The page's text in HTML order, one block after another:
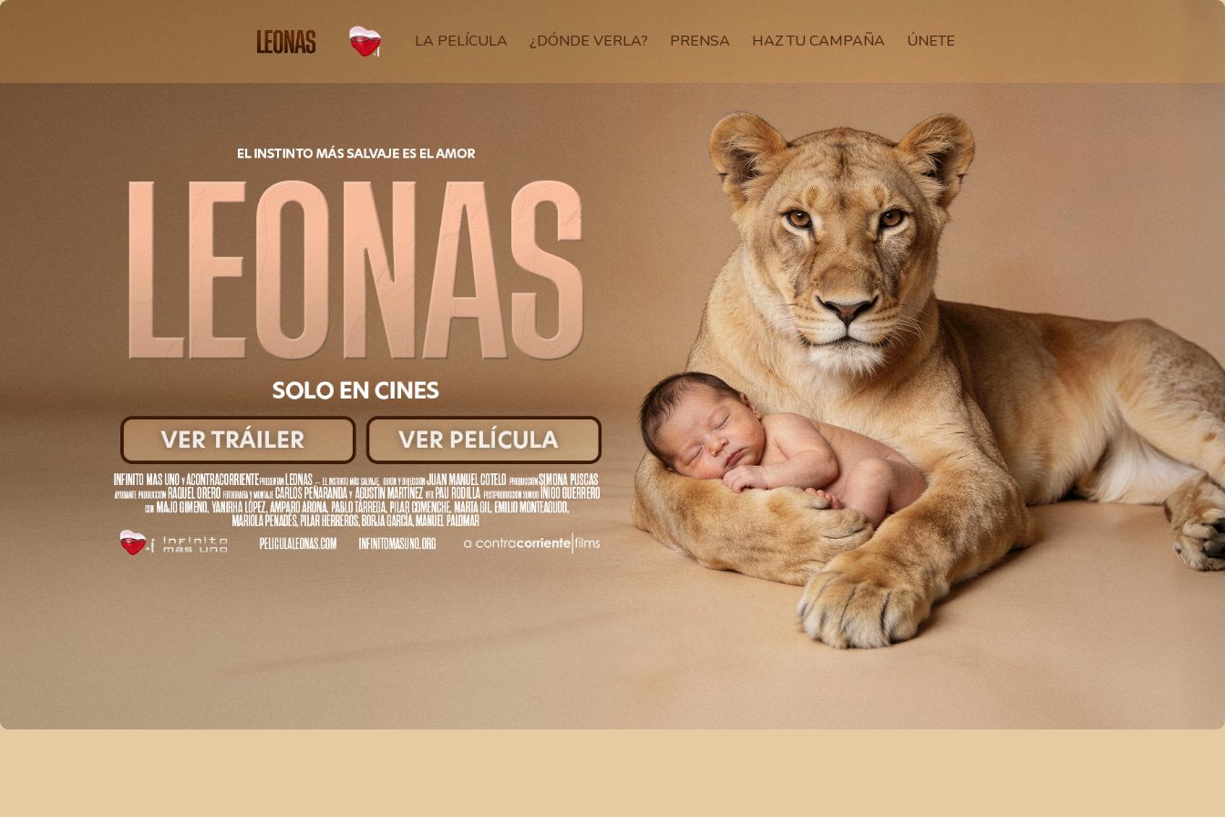
LA PELÍCULA ¿DÓNDE VERLA? PRENSA HAZ TU CAMPAÑA ÚNETE